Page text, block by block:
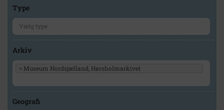
Type
Arkiv
× Museum Nordsjælland, Hørsholmarkivet
Geografi